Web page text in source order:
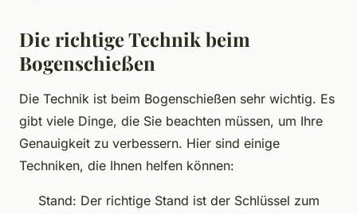
Die richtige Technik beim
Bogenschießen
Die Technik ist beim Bogenschießen sehr wichtig. Es
gibt viele Dinge, die Sie beachten müssen, um Ihre
Genauigkeit zu verbessern. Hier sind einige
Techniken, die Ihnen helfen können:
Stand: Der richtige Stand ist der Schlüssel zum